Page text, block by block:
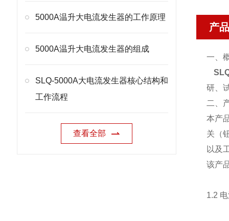
5000A温升大电流发生器的工作原理
5000A温升大电流发生器的组成
SLQ-5000A大电流发生器核心结构和
工作流程
查看全部
产
一、
研、
二、
本产
关（
以及
该产
1.2